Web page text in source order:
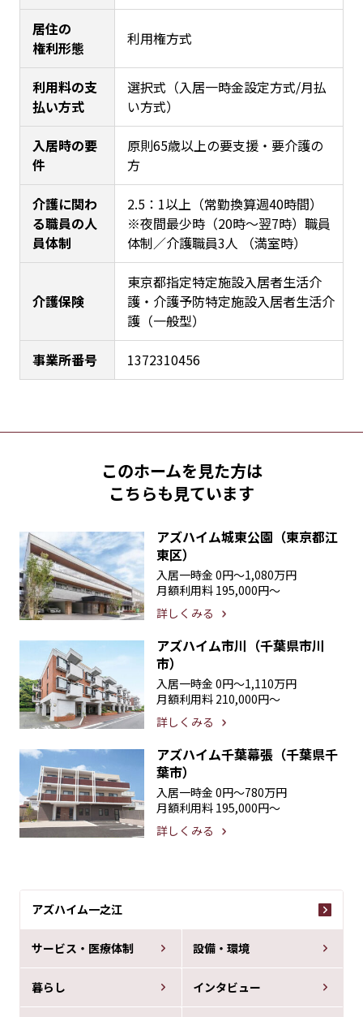
アズハイム一之江
サービス・医療体制 設備・環境
暮らし インタビュー
居住の
権利形態
利用権方式
利用料の支
払い方式
選択式（入居一時金設定方式/月払
い方式）
入居時の要
件
原則65歳以上の要支援・要介護の
方
介護に関わ
る職員の人
員体制
2.5：1以上（常勤換算週40時間）
※夜間最少時（20時～翌7時）職員
体制／介護職員3人 （満室時）
介護保険
東京都指定特定施設入居者生活介
護・介護予防特定施設入居者生活介
護（一般型）
事業所番号
1372310456
このホームを見た方は
こちらも見ています
アズハイム城東公園（東京都江
東区）
入居一時金 0円〜1,080万円
月額利用料 195,000円〜
詳しくみる
アズハイム市川（千葉県市川
市）
入居一時金 0円〜1,110万円
月額利用料 210,000円〜
詳しくみる
アズハイム千葉幕張（千葉県千
葉市）
入居一時金 0円〜780万円
月額利用料 195,000円〜
詳しくみる